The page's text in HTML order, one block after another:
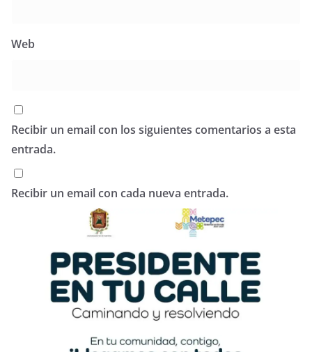
Web
Recibir un email con los siguientes comentarios a esta
entrada.
Recibir un email con cada nueva entrada.